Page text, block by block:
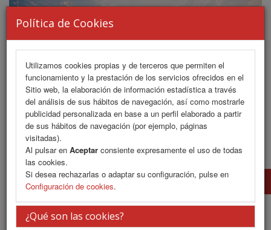
Política de Cookies
Utilizamos cookies propias y de terceros que permiten el
funcionamiento y la prestación de los servicios ofrecidos en el
Sitio web, la elaboración de información estadística a través
del análisis de sus hábitos de navegación, así como mostrarle
publicidad personalizada en base a un perfil elaborado a partir
de sus hábitos de navegación (por ejemplo, páginas
visitadas).
Al pulsar en Aceptar consiente expresamente el uso de todas
las cookies.
Si desea rechazarlas o adaptar su configuración, pulse en
Configuración de cookies.
¿Qué son las cookies?
MENU
Junta Directiva
Junta Directiva